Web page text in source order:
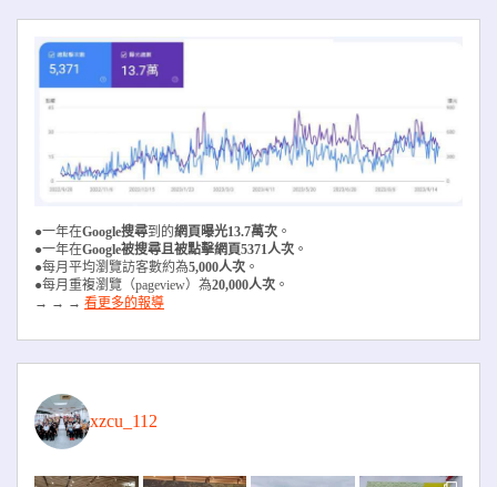
●一年在Google搜尋到的網頁曝光13.7萬次 。
●一年在Google被搜尋且被點擊網頁5371人次 。
●每月平均瀏覽訪客數約為5,000人次 。
●每月重複瀏覽（pageview）為20,000人次 。
→ → → 看更多的報導
xzcu_112